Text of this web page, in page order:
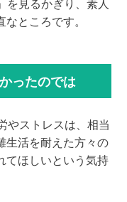
ところです。
ったのでは
やストレスは、相当
生活を耐えた方々の
てほしいという気持